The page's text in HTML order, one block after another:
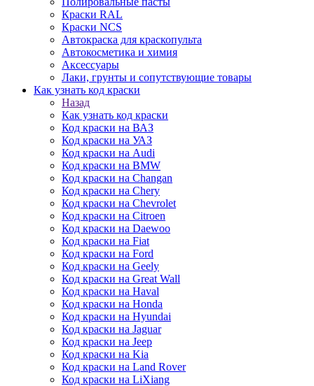
Краски RAL
Краски NCS
Автокраска для краскопульта
Автокосметика и химия
Аксессуары
Лаки, грунты и сопутствующие товары
Как узнать код краски
Назад
Как узнать код краски
Код краски на ВАЗ
Код краски на УАЗ
Код краски на Audi
Код краски на BMW
Код краски на Changan
Код краски на Chery
Код краски на Chevrolet
Код краски на Citroen
Код краски на Daewoo
Код краски на Fiat
Код краски на Ford
Код краски на Geely
Код краски на Great Wall
Код краски на Haval
Код краски на Honda
Код краски на Hyundai
Код краски на Jaguar
Код краски на Jeep
Код краски на Kia
Код краски на Land Rover
Код краски на LiXiang